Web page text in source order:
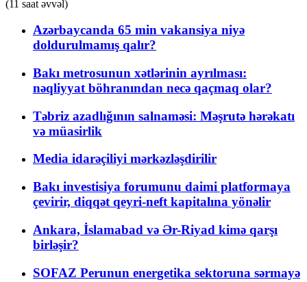
(11 saat əvvəl)
Azərbaycanda 65 min vakansiya niyə
doldurulmamış qalır?
Bakı metrosunun xətlərinin ayrılması:
nəqliyyat böhranından necə qaçmaq olar?
Təbriz azadlığının salnaməsi: Məşrutə hərəkatı
və müasirlik
Media idarəçiliyi mərkəzləşdirilir
Bakı investisiya forumunu daimi platformaya
çevirir, diqqət qeyri-neft kapitalına yönəlir
Ankara, İslamabad və Ər-Riyad kimə qarşı
birləşir?
SOFAZ Perunun energetika sektoruna sərmayə